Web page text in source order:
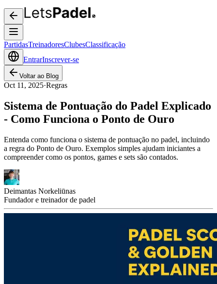
PartidasTreinadoresClubesClassificação
EntrarInscrever-se
Voltar ao Blog
Oct 11, 2025·Regras
Sistema de Pontuação do Padel Explicado
- Como Funciona o Ponto de Ouro
Entenda como funciona o sistema de pontuação no padel, incluindo
a regra do Ponto de Ouro. Exemplos simples ajudam iniciantes a
compreender como os pontos, games e sets são contados.
Deimantas Norkeliūnas
Fundador e treinador de padel